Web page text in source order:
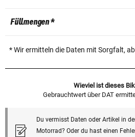
Füllmengen *
* Wir ermitteln die Daten mit Sorgfalt,
Wieviel ist dieses
Gebrauchtwert über DAT
Du vermisst Daten oder Artikel in
Motorrad? Oder du hast einen